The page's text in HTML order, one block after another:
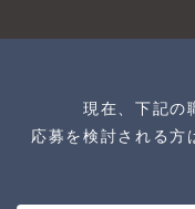
現在、下記の
応募を検討される方